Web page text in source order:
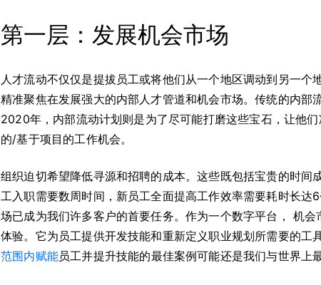
第一层：发展机会市场
人才流动不仅仅是提拔员工或将他们从一个地区调动到另一个
精准聚焦在发展强大的内部人才管道和机会市场。传统的内部
2020年，内部流动计划则是为了尽可能打磨这些宝石，让他
的/基于项目的工作机会。
组织迫切希望降低寻源和招聘的成本。这些既包括宝贵的时
工入职需要数周时间，新员工全面提高工作效率需要耗时长
场已成为我们许多客户的首要任务。作为一个数字平台， 机
体验。它为员工提供开发技能和重新定义职业规划所需要的工
范围内赋能员工并提升技能的最佳案例可能还是我们与世界上